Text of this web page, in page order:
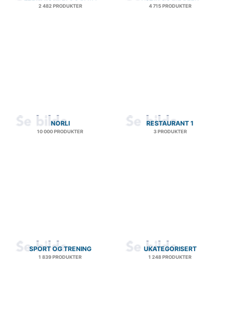
2 482 PRODUKTER 4 715 PRODUKTER
NORLI
10 000 PRODUKTER
RESTAURANT 1
3 PRODUKTER
SPORT OG TRENING
1 839 PRODUKTER
UKATEGORISERT
1 248 PRODUKTER